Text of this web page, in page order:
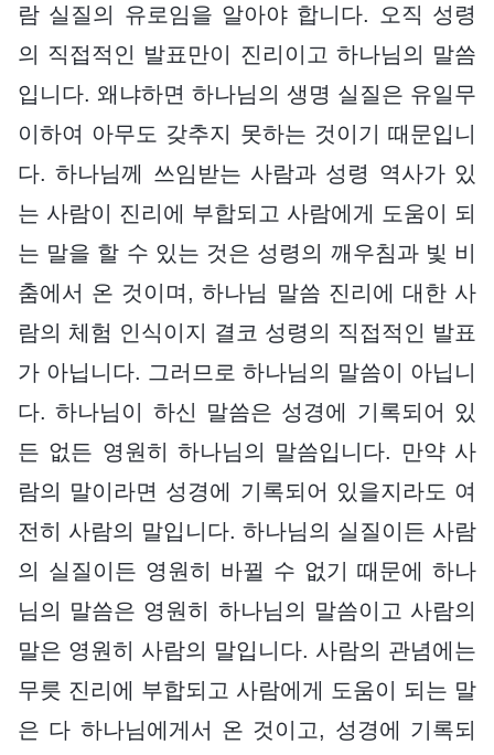
람 실질의 유로임을 알아야 합니다. 오직 성령
의 직접적인 발표만이 진리이고 하나님의 말씀
입니다. 왜냐하면 하나님의 생명 실질은 유일무
이하여 아무도 갖추지 못하는 것이기 때문입니
다. 하나님께 쓰임받는 사람과 성령 역사가 있
는 사람이 진리에 부합되고 사람에게 도움이 되
는 말을 할 수 있는 것은 성령의 깨우침과 빛 비
춤에서 온 것이며, 하나님 말씀 진리에 대한 사
람의 체험 인식이지 결코 성령의 직접적인 발표
가 아닙니다. 그러므로 하나님의 말씀이 아닙니
다. 하나님이 하신 말씀은 성경에 기록되어 있
든 없든 영원히 하나님의 말씀입니다. 만약 사
람의 말이라면 성경에 기록되어 있을지라도 여
전히 사람의 말입니다. 하나님의 실질이든 사람
의 실질이든 영원히 바뀔 수 없기 때문에 하나
님의 말씀은 영원히 하나님의 말씀이고 사람의
말은 영원히 사람의 말입니다. 사람의 관념에는
무릇 진리에 부합되고 사람에게 도움이 되는 말
은 다 하나님에게서 온 것이고, 성경에 기록되